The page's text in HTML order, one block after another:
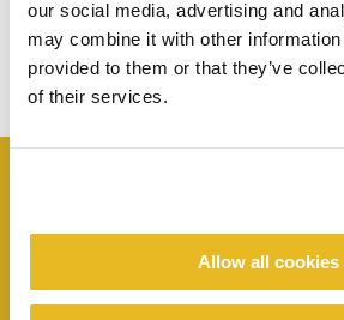
our social media, advertising and
may combine it with other information
provided to them or that they’ve
of their services.
Allow all cookies
VERGELIJKBARE